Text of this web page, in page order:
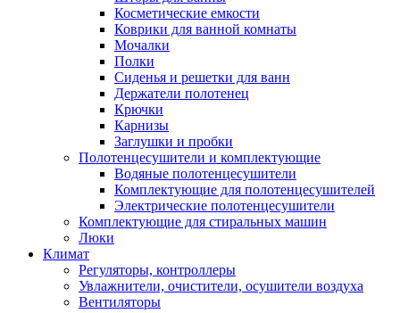
Косметические емкости
Коврики для ванной комнаты
Мочалки
Полки
Сиденья и решетки для ванн
Держатели полотенец
Крючки
Карнизы
Заглушки и пробки
Полотенцесушители и комплектующие
Водяные полотенцесушители
Комплектующие для полотенцесушителей
Электрические полотенцесушители
Комплектующие для стиральных машин
Люки
Климат
Регуляторы, контроллеры
Увлажнители, очистители, осушители воздуха
Вентиляторы